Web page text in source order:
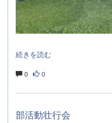
続きを読む
0 0
部活動壮行会